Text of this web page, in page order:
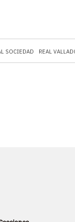
SOCIEDAD REAL